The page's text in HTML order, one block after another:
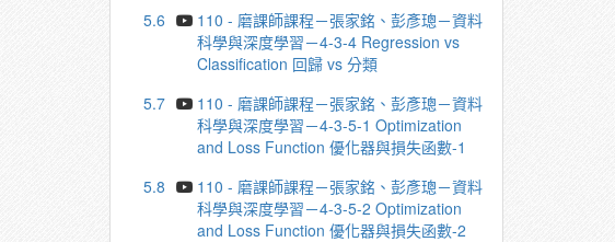
5.6
110 - 磨課師課程－張家銘、彭彥璁－資料
科學與深度學習－4-3-4 Regression vs
Classification 回歸 vs 分類
5.7
110 - 磨課師課程－張家銘、彭彥璁－資料
科學與深度學習－4-3-5-1 Optimization
and Loss Function 優化器與損失函數-1
5.8
110 - 磨課師課程－張家銘、彭彥璁－資料
科學與深度學習－4-3-5-2 Optimization
and Loss Function 優化器與損失函數-2